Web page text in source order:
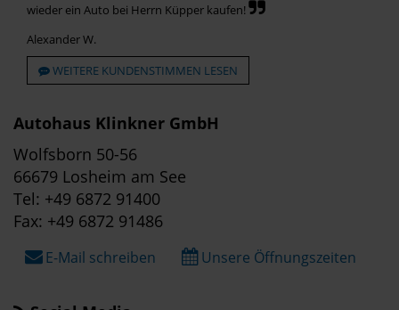
wieder ein Auto bei Herrn Küpper kaufen!
Alexander W.
WEITERE KUNDENSTIMMEN LESEN
Autohaus Klinkner GmbH
Wolfsborn 50-56
66679 Losheim am See
Tel: +49 6872 91400
Fax: +49 6872 91486
E-Mail schreiben Unsere Öffnungszeiten